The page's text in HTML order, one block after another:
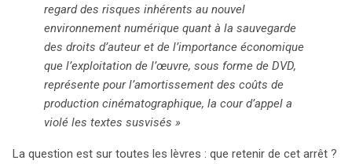
regard des risques inhérents au nouvel
environnement numérique quant à la sauvegarde
des droits d’auteur et de l’importance économique
que l’exploitation de l’œuvre, sous forme de DVD,
représente pour l’amortissement des coûts de
production cinématographique, la cour d’appel a
violé les textes susvisés »
La question est sur toutes les lèvres : que retenir de cet arrêt ?